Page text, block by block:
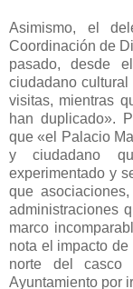
Asimismo, el
Coordinación de
pasado, desde
ciudadano
visitas, mientras
han duplicado».
que «el Palacio
y ciudadano
experimentado y
que
administraciones
marco
nota el impacto
norte del
Ayuntamiento por